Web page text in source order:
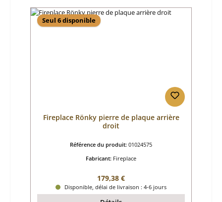
Seul 6 disponible
Fireplace Rönky pierre de plaque arrière
droit
Référence du produit: 01024575
Fabricant: Fireplace
Prix régulier :
179,38 €
Disponible, délai de livraison : 4-6 jours